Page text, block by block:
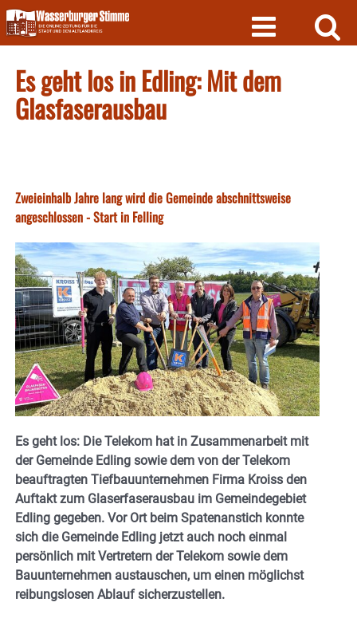
Skip
to
content
Es geht los in Edling: Mit dem
Glasfaserausbau
Zweieinhalb Jahre lang wird die Gemeinde abschnittsweise
angeschlossen - Start in Felling
Es geht los: Die Telekom hat in Zusammenarbeit mit
der Gemeinde Edling sowie dem von der Telekom
beauftragten Tiefbauunternehmen Firma Kroiss den
Auftakt zum Glaserfaserausbau im Gemeindegebiet
Edling gegeben. Vor Ort beim Spatenanstich konnte
sich die Gemeinde Edling jetzt auch noch einmal
persönlich mit Vertretern der Telekom sowie dem
Bauunternehmen austauschen, um einen möglichst
reibungslosen Ablauf sicherzustellen.